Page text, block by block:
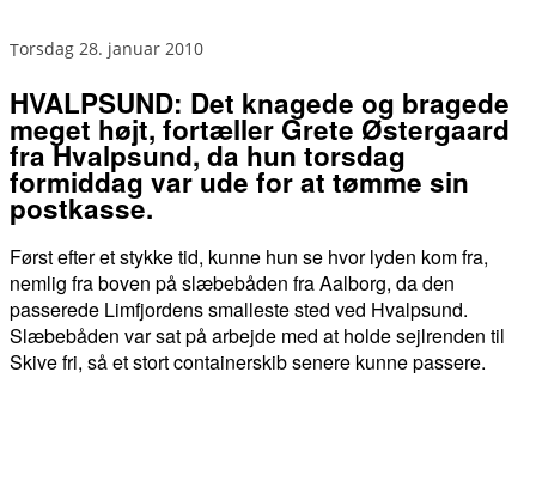
torsdag 28. januar 2010
HVALPSUND: Det knagede og bragede
meget højt, fortæller Grete Østergaard
fra Hvalpsund, da hun torsdag
formiddag var ude for at tømme sin
postkasse.
Først efter et stykke tid, kunne hun se hvor lyden kom fra,
nemlig fra boven på slæbebåden fra Aalborg, da den
passerede Limfjordens smalleste sted ved Hvalpsund.
Slæbebåden var sat på arbejde med at holde sejlrenden til
Skive fri, så et stort containerskib senere kunne passere.